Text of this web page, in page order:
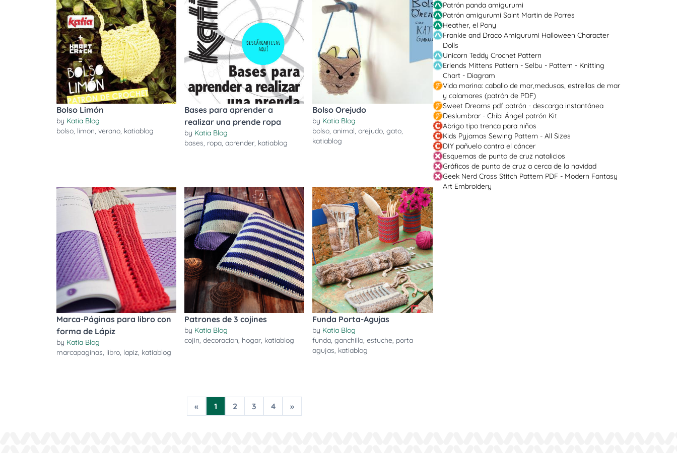
Bolso Limón
by Katia Blog
bolso, limon, verano, katiablog
Bases para aprender a
realizar una prende ropa
by Katia Blog
bases, ropa,aprender, katiablog
Bolso Orejudo
by Katia Blog
bolso,animal,orejudo,gato,
katiablog
Marca-Páginas para libro con
forma de Lápiz
by Katia Blog
marcapaginas, libro, lapiz, katiablog
Patrones de 3 cojines
by Katia Blog
cojin,decoracion, hogar, katiablog
Funda Porta-Agujas
by Katia Blog
funda,ganchillo,estuche, porta
agujas, katiablog
« 1 2 3 4 »
Patrón panda amigurumi
Patrón amigurumi Saint Martin de Porres
Heather, el Pony
Frankie and Draco Amigurumi Halloween Character
Dolls
Unicorn Teddy Crochet Pattern
Erlends Mittens Pattern - Selbu - Pattern - Knitting
Chart - Diagram
Vida marina: caballo de mar,medusas, estrellas de mar
y calamares (patrón de PDF)
Sweet Dreams pdf patrón - descarga instantánea
Deslumbrar - Chibi Ángel patrón Kit
Abrigo tipo trenca para niños
Kids Pyjamas Sewing Pattern - All Sizes
DIY pañuelo contra el cáncer
Esquemas de punto de cruz natalicios
Gráficos de punto de cruz a cerca de la navidad
Geek Nerd Cross Stitch Pattern PDF - Modern Fantasy
Art Embroidery